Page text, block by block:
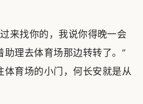
来找你的，我说你得晚一会
助理去体育场那边转转了。”
体育场的小门，何长安就是从